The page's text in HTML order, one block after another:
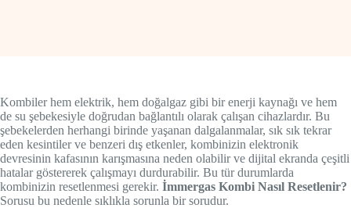
Kombiler hem elektrik, hem doğalgaz gibi bir enerji kaynağı ve hem
de su şebekesiyle doğrudan bağlantılı olarak çalışan cihazlardır. Bu
şebekelerden herhangi birinde yaşanan dalgalanmalar, sık sık tekrar
eden kesintiler ve benzeri dış etkenler, kombinizin elektronik
devresinin kafasının karışmasına neden olabilir ve dijital ekranda çeşitli
hatalar göstererek çalışmayı durdurabilir. Bu tür durumlarda
kombinizin resetlenmesi gerekir. İmmergas Kombi Nasıl Resetlenir?
Sorusu bu nedenle sıklıkla sorunla bir sorudur.